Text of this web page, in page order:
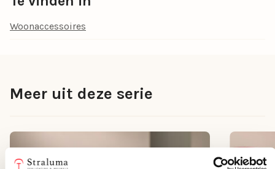
Lengte (cm)
Type
Woonaccessoires
Meer uit deze serie